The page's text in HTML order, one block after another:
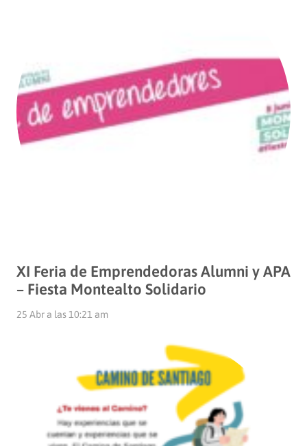
XI Feria de Emprendedoras Alumni y APA
– Fiesta Montealto Solidario
25 Abr a las 10:21 am